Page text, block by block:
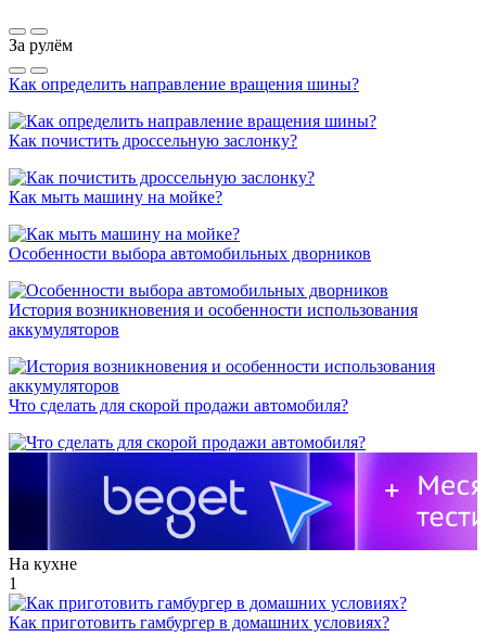
За рулём
Как определить направление вращения шины?
Как почистить дроссельную заслонку?
Как мыть машину на мойке?
Особенности выбора автомобильных дворников
История возникновения и особенности использования
аккумуляторов
Что сделать для скорой продажи автомобиля?
На кухне
1
Как приготовить гамбургер в домашних условиях?